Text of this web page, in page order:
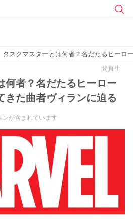
タスクマスターとは何者？名だたるヒーロ
間真生
何者？名だたるヒーロー
きた曲者ヴィランに迫る
ンが含まれています